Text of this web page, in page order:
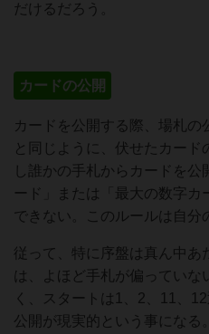
だけるだろう。
カードの公開
カードを公開する際、場札
と同じように、伏せたカー
し誰かの手札からカードを
ード」または「最大の数字
できない。このルールは自分
従って、特に序盤は真ん中あ
は、よほど手札が偏っていな
く、スタートは1、2、11、
公開が現実的という事になる